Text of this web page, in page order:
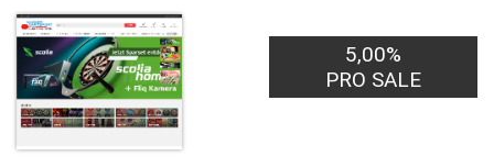
5,00%
PRO SALE